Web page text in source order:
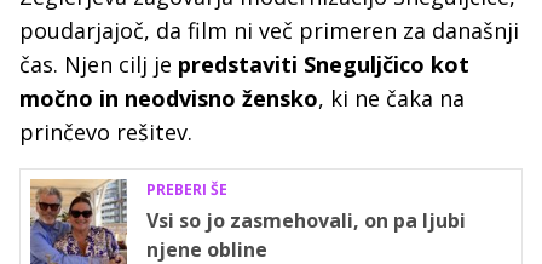
poudarjajoč, da film ni več primeren za današnji
čas. Njen cilj je predstaviti Sneguljčico kot
močno in neodvisno žensko, ki ne čaka na
prinčevo rešitev.
PREBERI ŠE
Vsi so jo zasmehovali, on pa ljubi
njene obline